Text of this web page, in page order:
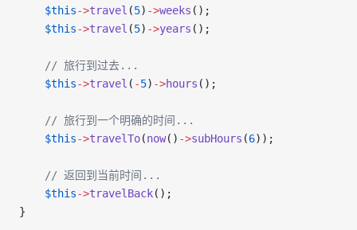
    $this
->travel (5) ->weeks ();
    $this
->travel (5) ->years ();
    // 旅行到过去...
    $this
->travel ( -5) ->hours ();
    // 旅行到一个明确的时间...
    $this
->travelTo(now() ->subHours (6));
    // 返回到当前时间...
    $this
->travelBack();
}